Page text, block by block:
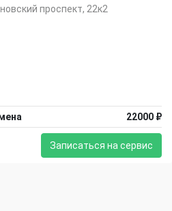
проспект, 22к2
22000 ₽
Записаться на сервис